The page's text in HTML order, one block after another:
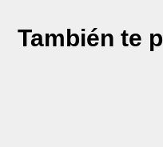
También te